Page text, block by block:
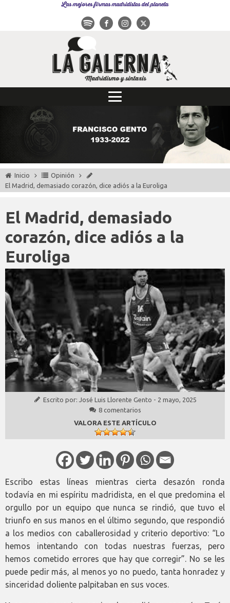
Las mejores firmas madridistas del planeta
Inicio
Opinión
El Madrid, demasiado corazón, dice adiós a la Euroliga
El Madrid, demasiado
corazón, dice adiós a la
Euroliga
Escrito por: José Luis Llorente Gento - 2 mayo, 2025
8 comentarios
VALORA ESTE ARTÍCULO
Escribo estas líneas mientras cierta desazón ronda
todavía en mi espíritu madridista, en el que predomina el
orgullo por un equipo que nunca se rindió, que tuvo el
triunfo en sus manos en el último segundo, que respondió
a los medios con caballerosidad y criterio deportivo: “Lo
hemos intentando con todas nuestras fuerzas, pero
hemos cometido errores que hay que corregir”. No se les
puede pedir más, al menos yo no puedo, tanta honradez y
sinceridad doliente palpitaban en sus voces.